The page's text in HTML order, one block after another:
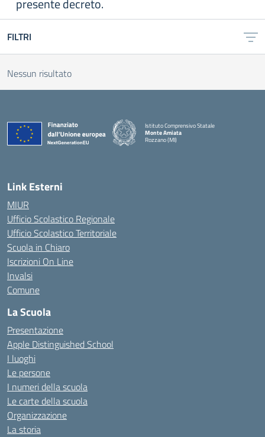
presente decreto.
FILTRI
Nessun risultato
Istituto Comprensivo Statale
Monte Amiata
Rozzano (MI)
Link Esterni
MIUR
Ufficio Scolastico Regionale
Ufficio Scolastico Territoriale
Scuola in Chiaro
Iscrizioni On Line
Invalsi
Comune
La Scuola
Presentazione
Apple Distinguished School
I luoghi
Le persone
I numeri della scuola
Le carte della scuola
Organizzazione
La storia